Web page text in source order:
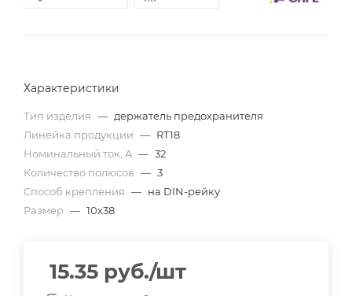
Характеристики
Тип изделия — держатель предохранителя
Линейка продукции — RT18
Номинальный ток, A — 32
Количество полюсов — 3
Способ крепления — на DIN-рейку
Размер — 10x38
15.35 руб./шт